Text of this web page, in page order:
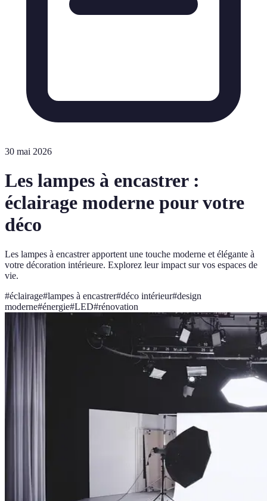
30 mai 2026
Les lampes à encastrer :
éclairage moderne pour votre
déco
Les lampes à encastrer apportent une touche moderne et élégante à
votre décoration intérieure. Explorez leur impact sur vos espaces de
vie.
#éclairage#lampes à encastrer#déco intérieur#design
moderne#énergie#LED#rénovation